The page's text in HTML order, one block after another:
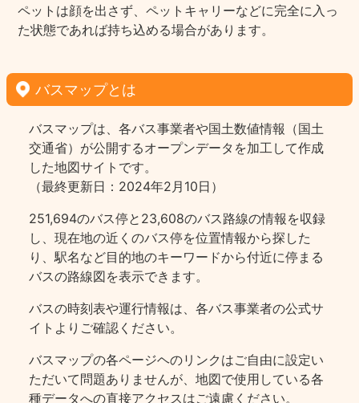
ペットは顔を出さず、ペットキャリーなどに完全に入っ
た状態であれば持ち込める場合があります。
バスマップとは
バスマップは、各バス事業者や国土数値情報（国土
交通省）が公開するオープンデータを加工して作成
した地図サイトです。
（最終更新日：2024年2月10日）
251,694のバス停と23,608のバス路線の情報を収録
し、現在地の近くのバス停を位置情報から探した
り、駅名など目的地のキーワードから付近に停まる
バスの路線図を表示できます。
バスの時刻表や運行情報は、各バス事業者の公式サ
イトよりご確認ください。
バスマップの各ページヘのリンクはご自由に設定い
ただいて問題ありませんが、地図で使用している各
種データへの直接アクセスはご遠慮ください。